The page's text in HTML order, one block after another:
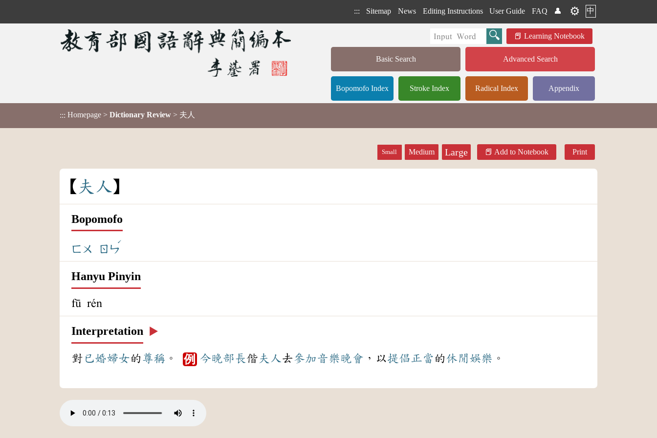
::: Sitemap News Editing Instructions User Guide FAQ 👤 ⚙️ 中
Learning Notebook
Basic Search Advanced Search
Bopomofo Index Stroke Index Radical Index Appendix
::: Homepage > Dictionary Review > 夫人
Small Medium Large Add to Notebook Print
夫 人
Bopomofo
ㄈㄨ ㄖㄣ
ˊ
Hanyu Pinyin
fū rén
Interpretation ▶️
對 已婚婦女的 尊稱 。 例 今晚部長偕 夫人去參加音樂晚會 ，以提倡正當 的休閒娛樂 。